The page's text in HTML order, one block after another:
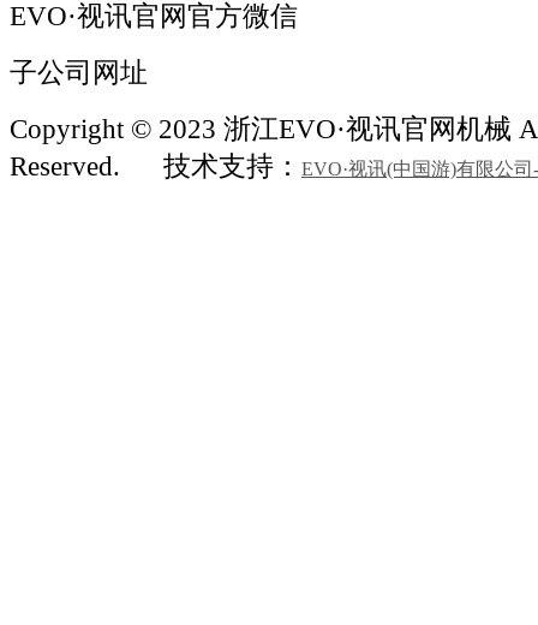
EVO·视讯官网官方微信
子公司网址
Copyright © 2023 浙江EVO·视讯官网机械
Reserved.
技术支持： EVO·视讯(中国游)有限公司